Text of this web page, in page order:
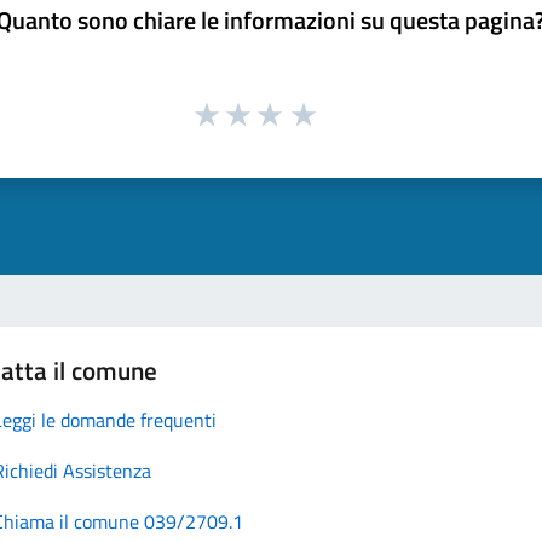
sono chiare le informazioni su questa
il comune
le domande frequenti
Assistenza
il comune 039/2709.1